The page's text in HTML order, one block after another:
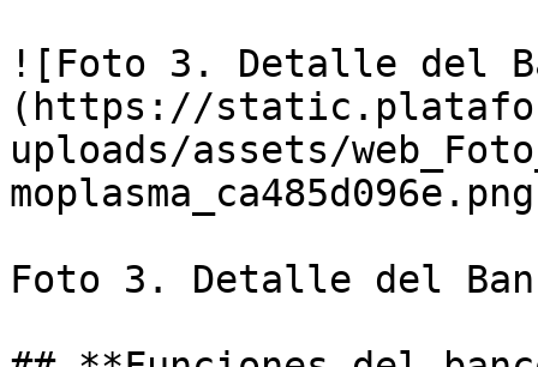
![Foto 3. Detalle del
(https://
uploads/assets/
Foto 3. Detalle del